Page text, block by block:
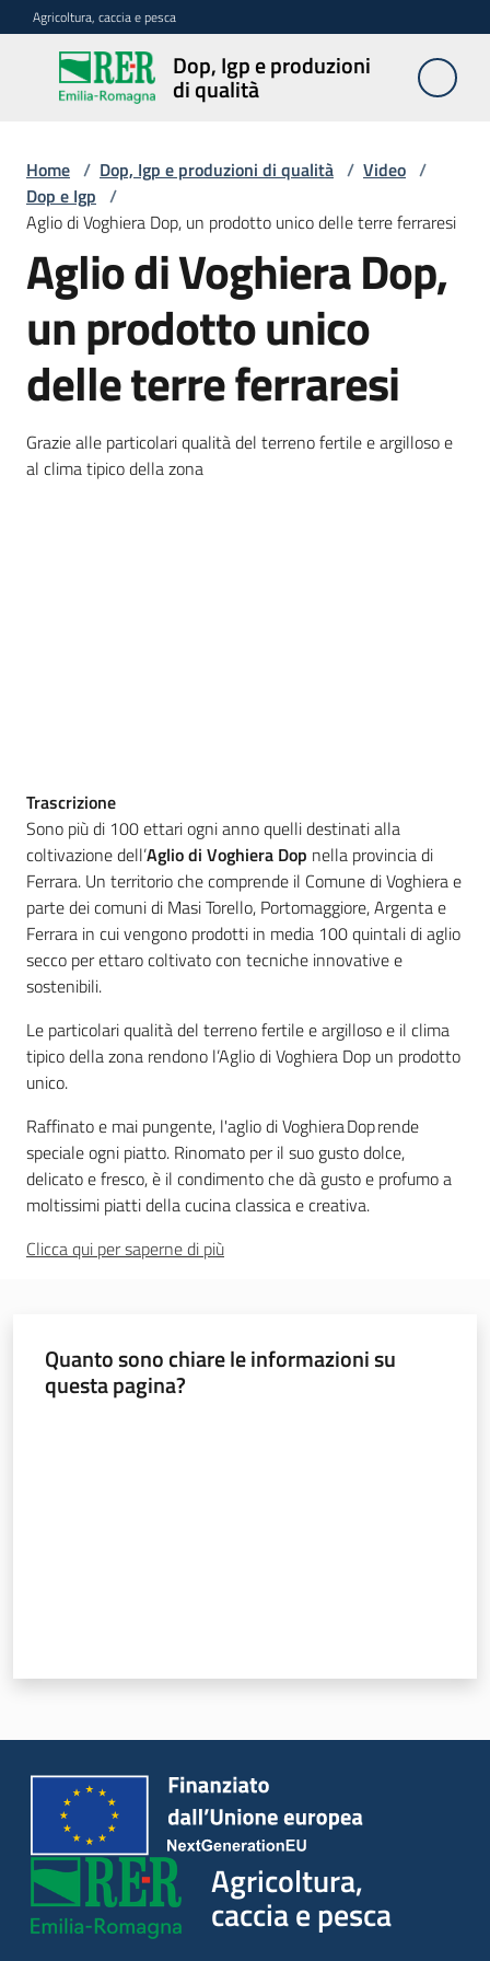
Vai al contenuto
Vai alla navigazione
Vai al footer
Agricoltura, caccia e pesca
Dop, Igp e produzioni
di qualità
Dop, Igp e
produzioni
Prodotti
Dop,
Igp,
agroalimentari
Vini
Doc
e
Le
strade
dei
vini
e
dei
sapori
Agricoltura
in
cifre
pesca
Home / Dop, Igp e produzioni di qualità / Video /
Dop e Igp /
Aglio di Voghiera Dop, un prodotto unico delle terre ferraresi
Aglio di Voghiera Dop,
un prodotto unico
delle terre ferraresi
Grazie alle particolari qualità del terreno fertile e argilloso e
al clima tipico della zona
Trascrizione
Sono più di 100 ettari ogni anno quelli destinati alla
coltivazione dell’Aglio di Voghiera Dop nella provincia di
Ferrara. Un territorio che comprende il Comune di Voghiera e
parte dei comuni di Masi Torello, Portomaggiore, Argenta e
Ferrara in cui vengono prodotti in media 100 quintali di aglio
secco per ettaro coltivato con tecniche innovative e
sostenibili.
Le particolari qualità del terreno fertile e argilloso e il clima
tipico della zona rendono l’Aglio di Voghiera Dop un prodotto
unico.
Raffinato e mai pungente, l'aglio di Voghiera Dop rende
speciale ogni piatto. Rinomato per il suo gusto dolce,
delicato e fresco, è il condimento che dà gusto e profumo a
moltissimi piatti della cucina classica e creativa.
Clicca qui per saperne di più
Quanto sono chiare le informazioni su
questa pagina?
Agricoltura,
caccia e pesca